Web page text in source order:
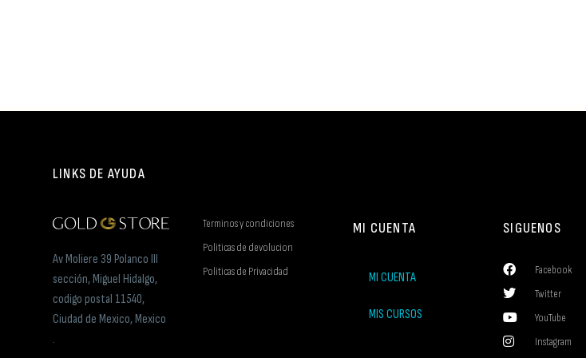
LINKS DE AYUDA
Av Moliere 39 Polanco III
sección, Miguel Hidalgo,
codigo postal 11540,
Ciudad de Mexico, Mexico
.
Terminos y condiciones
Politicas de devolucion
Politicas de Privacidad
MI CUENTA
MI CUENTA
MIS CURSOS
SIGUENOS
Facebook
Twitter
YouTube
Instagram